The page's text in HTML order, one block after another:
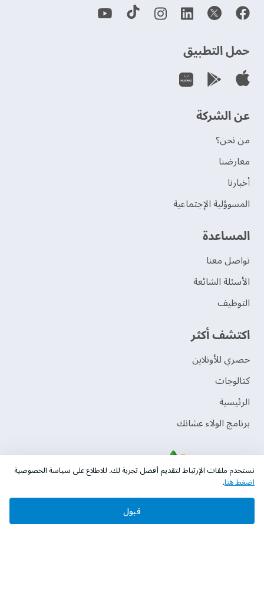
حمل التطبيق
عن الشركة
من نحن؟
‫معارضنا‬
‫أخبارنا‬
المسوؤلية الإجتماعية
‫المساعدة‬
تواصل معنا
الأسئلة الشائعة
التوظيف
اكتشف أكثر
حصري للأونلاين
‫كتالوجات‬
الرئيسية
برنامج الولاء عشانك
حقوق النشر © 2026 دهانات الجزيرة
نستخدم ملفات الإرتباط لتقديم أفضل تجربة لك. للاطلاع على سياسة الخصوصية
اضغط هنا.
قبول